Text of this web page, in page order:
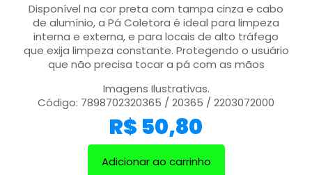
Disponível na cor preta com tampa cinza e cabo
de alumínio, a Pá Coletora é ideal para limpeza
interna e externa, e para locais de alto tráfego
que exija limpeza constante. Protegendo o usuário
que não precisa tocar a pá com as mãos
Imagens Ilustrativas.
Código: 7898702320365 / 20365 / 2203072000
R$ 50,80
Adicionar ao carrinho